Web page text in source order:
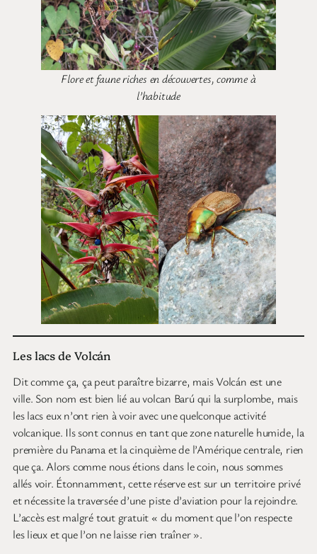
Flore et faune riches en découvertes, comme à
l’habitude
Les lacs de Volcán
Dit comme ça, ça peut paraître bizarre, mais Volcán est une
ville. Son nom est bien lié au volcan Barú qui la surplombe, mais
les lacs eux n’ont rien à voir avec une quelconque activité
volcanique. Ils sont connus en tant que zone naturelle humide, la
première du Panama et la cinquième de l’Amérique centrale, rien
que ça. Alors comme nous étions dans le coin, nous sommes
allés voir. Étonnamment, cette réserve est sur un territoire privé
et nécessite la traversée d’une piste d’aviation pour la rejoindre.
L’accès est malgré tout gratuit « du moment que l’on respecte
les lieux et que l’on ne laisse rien traîner ».